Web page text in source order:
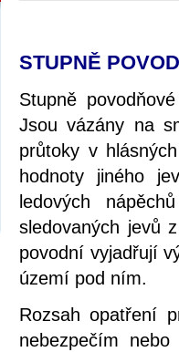
STUPNĚ
Stupně
Jsou vázány na
průtoky v
hodnoty jiného
ledových
sledovaných jevů
povodní vyjadřují
území pod ním.
Rozsah opatření
nebezpečím